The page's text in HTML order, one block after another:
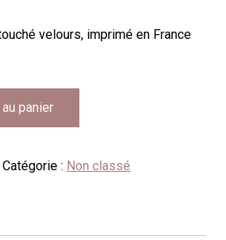
velours, imprimé en France
panier
Catégorie : Non classé